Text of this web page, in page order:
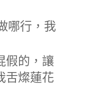
哪行，我
假的，讓
舌燦蓮花